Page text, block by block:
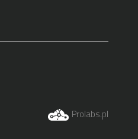
Prolabs.pl